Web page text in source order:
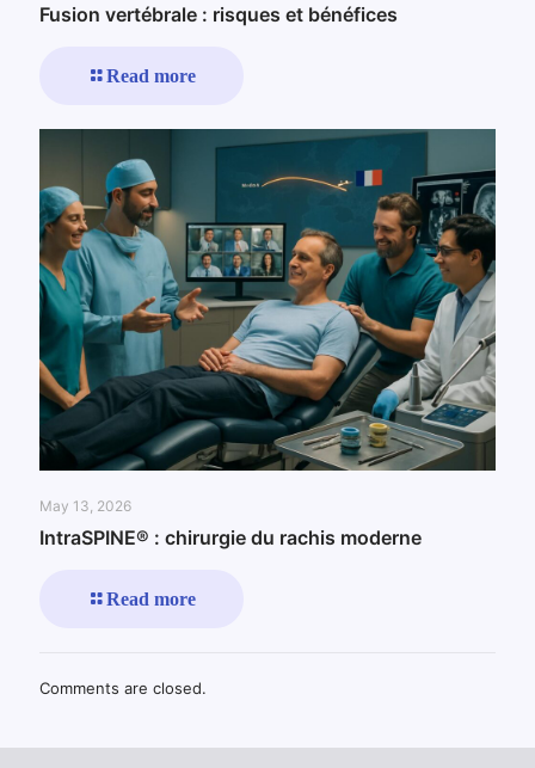
Fusion vertébrale : risques et bénéfices
Read more
May 13, 2026
IntraSPINE® : chirurgie du rachis moderne
Read more
Comments are closed.